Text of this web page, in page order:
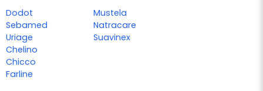
Dodot
Sebamed
Uriage
Chelino
Chicco
Farline
Mustela
Natracare
Suavinex